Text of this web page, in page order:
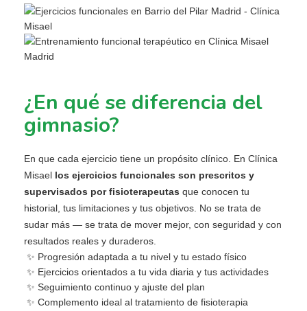
¿En qué se diferencia del
gimnasio?
En que cada ejercicio tiene un propósito clínico. En Clínica
Misael los ejercicios funcionales son prescritos y
supervisados por fisioterapeutas que conocen tu
historial, tus limitaciones y tus objetivos. No se trata de
sudar más — se trata de mover mejor, con seguridad y con
resultados reales y duraderos.
Progresión adaptada a tu nivel y tu estado físico
Ejercicios orientados a tu vida diaria y tus actividades
Seguimiento continuo y ajuste del plan
Complemento ideal al tratamiento de fisioterapia